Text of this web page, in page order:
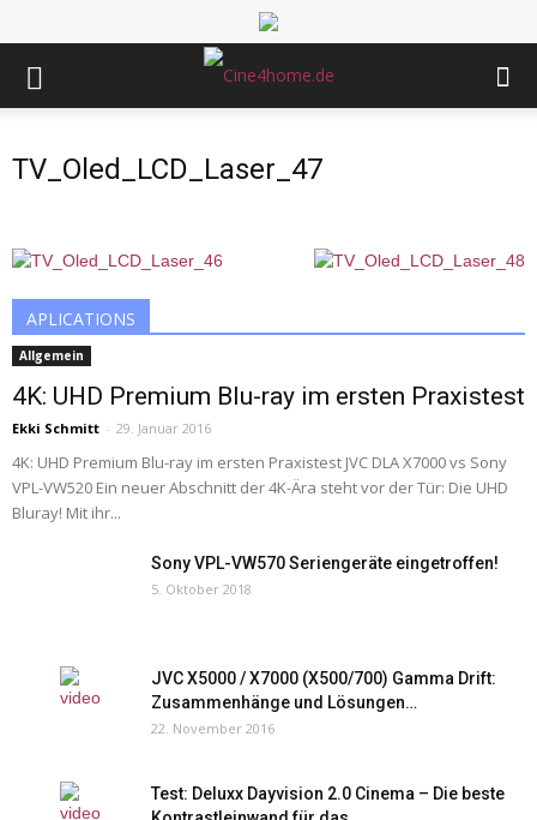
TV_Oled_LCD_Laser_47
APLICATIONS
Allgemein
4K: UHD Premium Blu-ray im ersten Praxistest
Ekki Schmitt - 29. Januar 2016
4K: UHD Premium Blu-ray im ersten Praxistest JVC DLA X7000 vs Sony
VPL-VW520 Ein neuer Abschnitt der 4K-Ära steht vor der Tür: Die UHD
Bluray! Mit ihr...
Sony VPL-VW570 Seriengeräte eingetroffen!
5. Oktober 2018
JVC X5000 / X7000 (X500/700) Gamma Drift:
Zusammenhänge und Lösungen…
22. November 2016
Test: Deluxx Dayvision 2.0 Cinema – Die beste